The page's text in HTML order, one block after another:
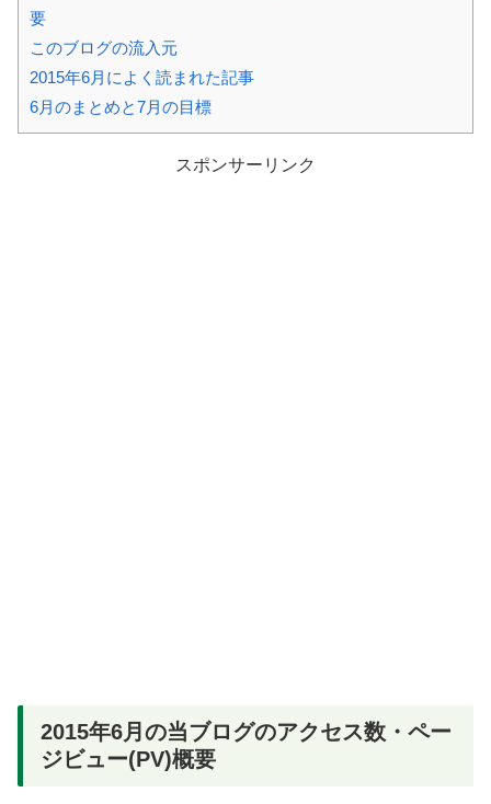
要
このブログの流入元
2015年6月によく読まれた記事
6月のまとめと7月の目標
スポンサーリンク
2015年6月の当ブログのアクセス数・ペー
ジビュー(PV)概要